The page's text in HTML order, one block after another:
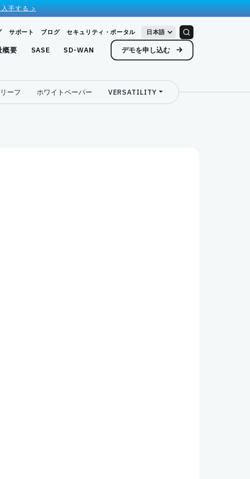
手する >
サポート ブログ セキュリティ・ポータル 日本語
概要 SASE SD-WAN デモを申し込む
ーフ ホワイトペーパー VERSATILITY